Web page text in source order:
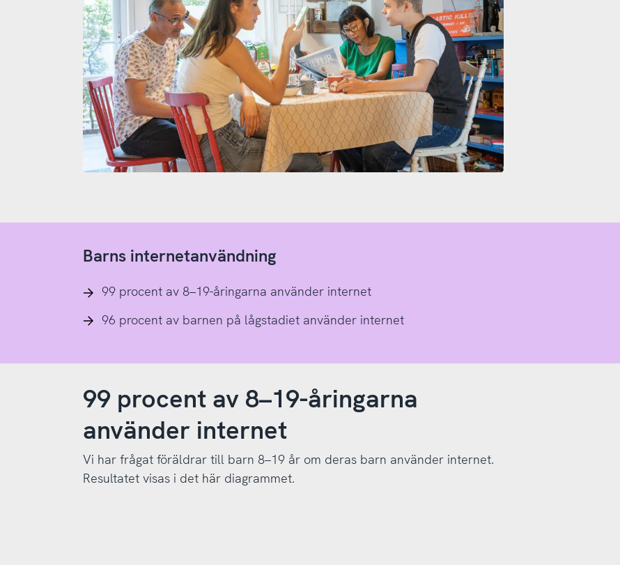
Barns internetanvändning
99 procent av 8–19-åringarna använder internet
96 procent av barnen på lågstadiet använder internet
99 procent av 8–19-åringarna
använder internet
Vi har frågat föräldrar till barn 8–19 år om deras barn använder internet.
Resultatet visas i det här diagrammet.